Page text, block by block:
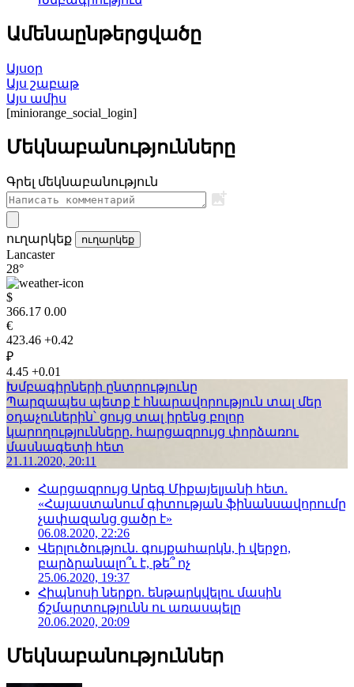
Ամենաընթերցվածը
Այսօր
Այս շաբաթ
Այս ամիս
[miniorange_social_login]
Մեկնաբանությունները
Գրել մեկնաբանություն
ուղարկեք ուղարկեք
Lancaster
28°
$
366.17 0.00
€
423.46 +0.42
₽
4.45 +0.01
Խմբագիրների ընտրությունը
Պարզապես պետք է հնարավորություն տալ մեր
օդաչուներին՝ ցույց տալ իրենց բոլոր
կարողությունները. հարցազրույց փորձառու
մասնագետի հետ
21.11.2020, 20:11
Հարցազրույց Արեգ Միքայելյանի հետ.
«Հայաստանում գիտության ֆինանսավորումը
չափազանց ցածր է»
06.08.2020, 22:26
Վերլուծություն. գույքահարկն, ի վերջո,
բարձրանալո՞ւ է, թե՞ ոչ
25.06.2020, 19:37
Հիպնոսի ներքո. ենթարկվելու մասին
ճշմարտությունն ու առասպելը
20.06.2020, 20:09
Մեկնաբանություններ